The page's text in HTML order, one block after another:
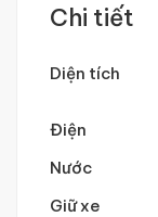
Chi tiết
Diện tích
Điện
Nước
Giữ xe